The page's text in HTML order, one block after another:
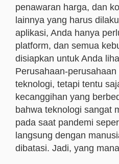
penawaran harga, dan
lainnya yang harus
aplikasi, Anda hanya
platform, dan semua
disiapkan untuk Anda
Perusahaan-
teknologi, tetapi tentu
kecanggihan yang
bahwa teknologi sangat
pada saat pandemi
langsung dengan
dibatasi. Jadi, yang